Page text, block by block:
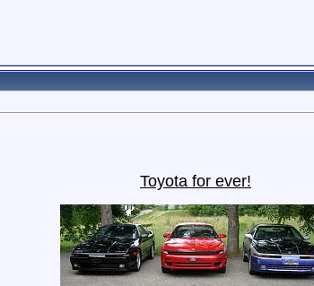
Toyota for ever!